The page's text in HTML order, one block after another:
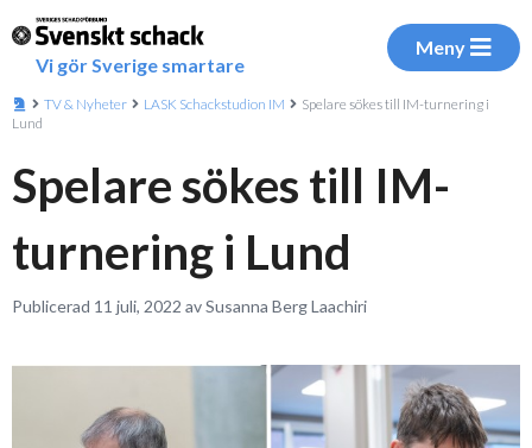
Vi gör Sverige smartare
Meny
TV & Nyheter LASK Schackstudion IM
Spelare sökes till IM-turnering i
Lund
Spelare sökes till IM-
turnering i Lund
Publicerad 11 juli, 2022 av Susanna Berg Laachiri